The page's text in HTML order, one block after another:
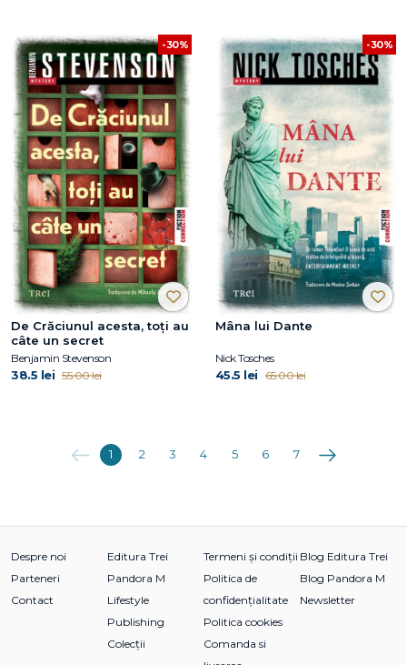
-30%
De Crăciunul acesta, toți au
câte un secret
Benjamin Stevenson
38.5 lei 55.00 lei
-30%
Mâna lui Dante
Nick Tosches
45.5 lei 65.00 lei
Anterioara
1 2 3 4 5 6 7 Următoarea
Despre noi
Parteneri
Contact
Editura Trei
Pandora M
Lifestyle
Publishing
Colecții
Termeni și condiții
Politica de
confidențialitate
Politica cookies
Comanda si
Blog Editura Trei
Blog Pandora M
Newsletter